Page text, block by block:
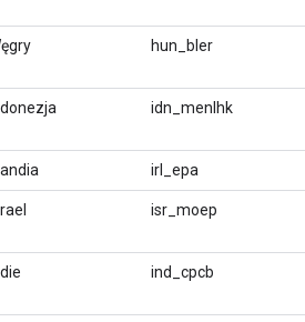
hun_bler
idn_menlhk
irl_epa
isr_moep
ind_cpcb